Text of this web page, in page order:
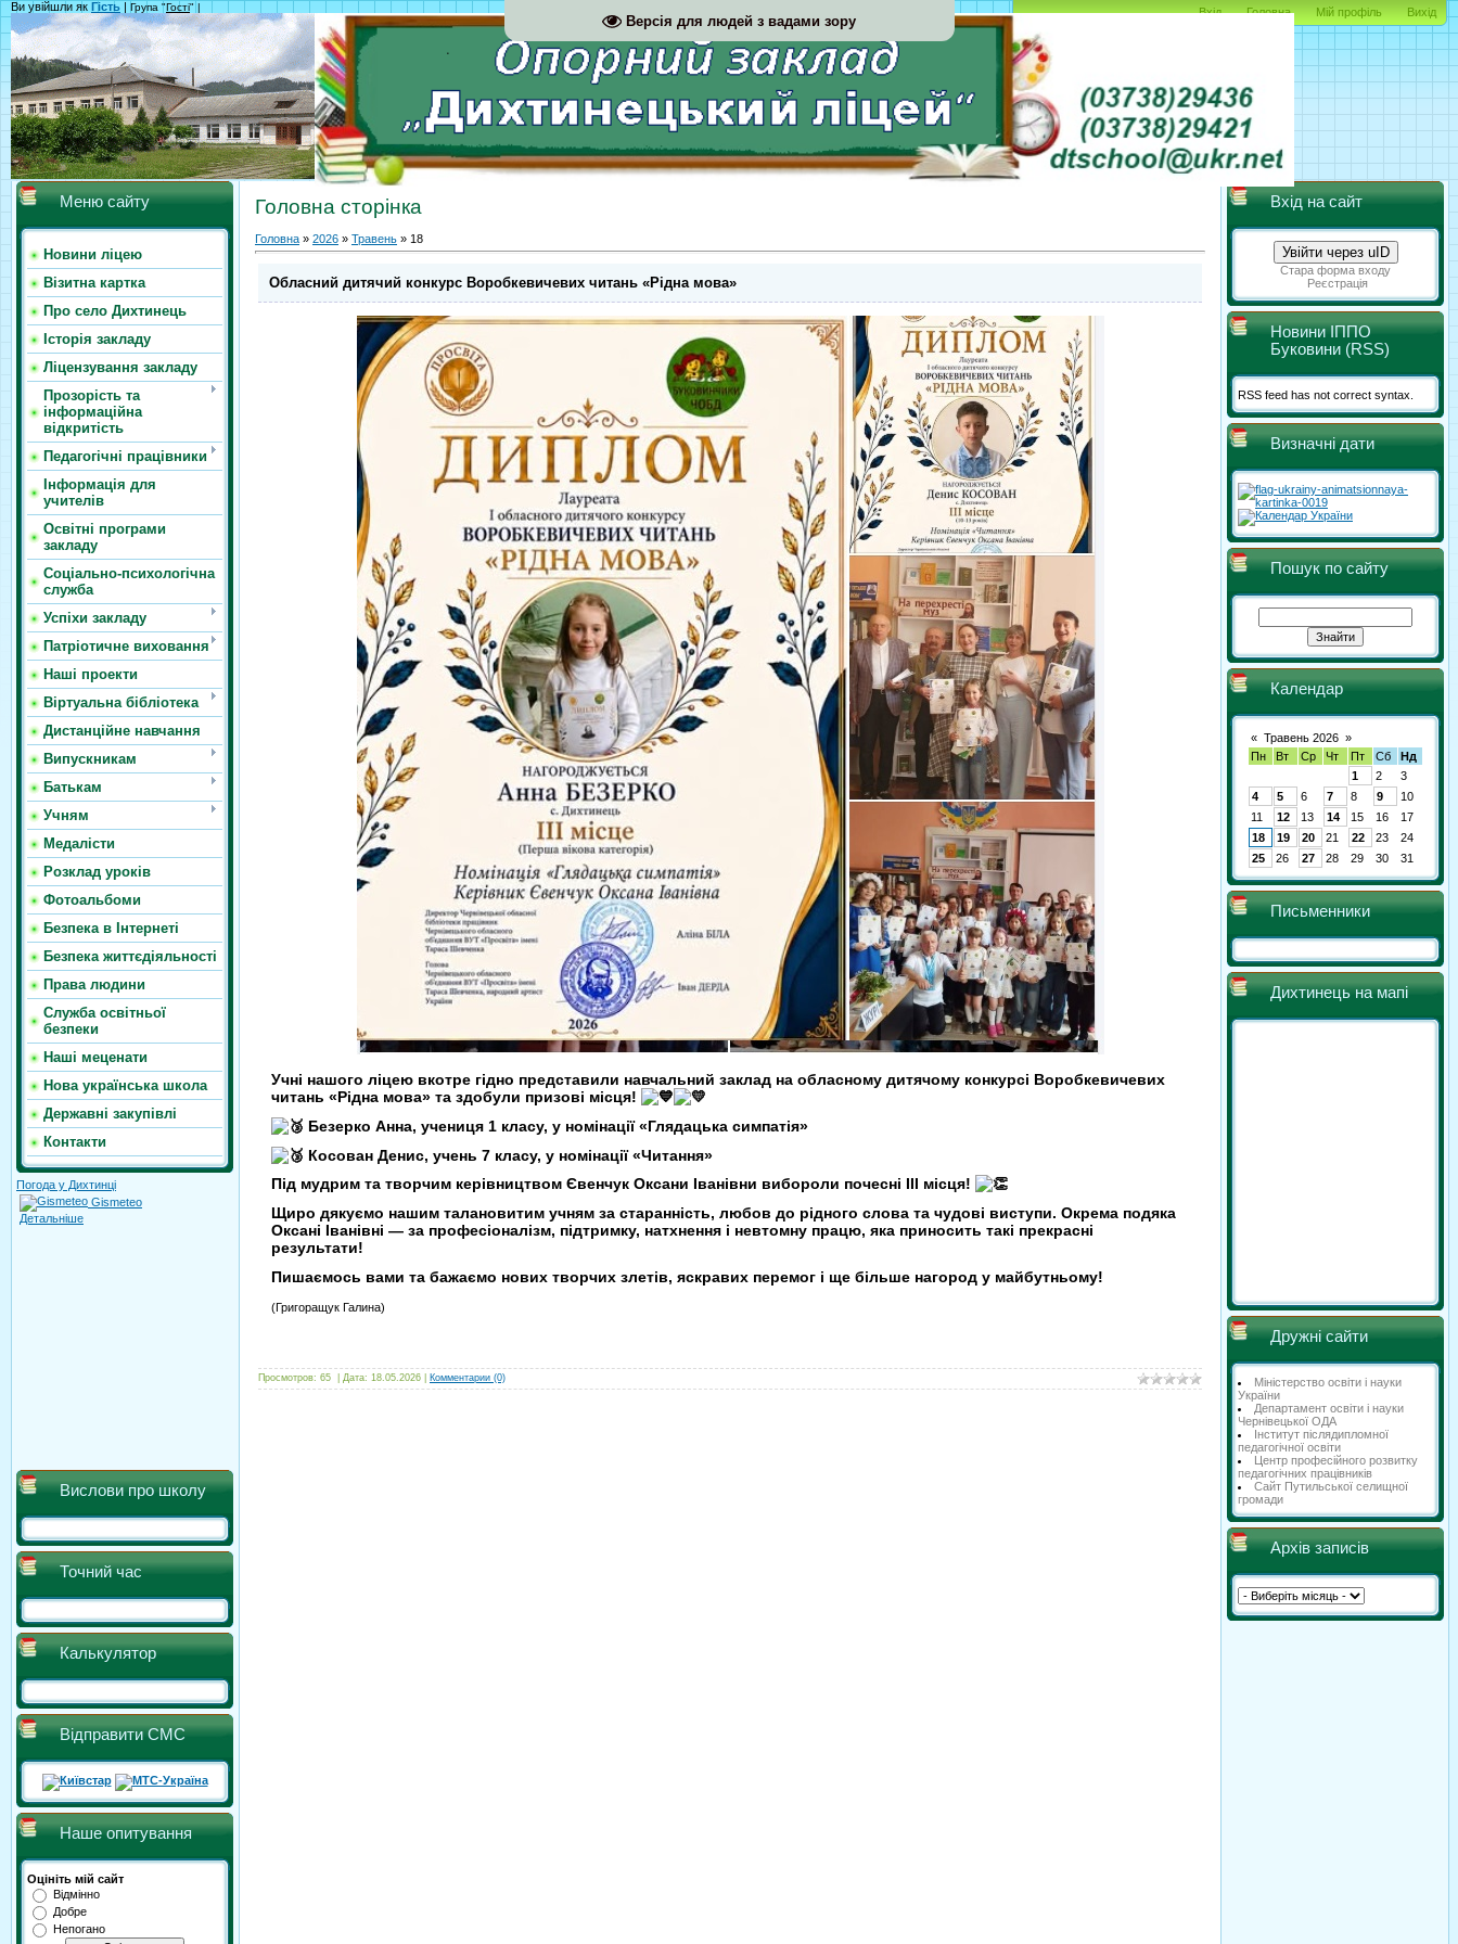
Версія для людей з вадами зору
Вхід Головна Мій профіль Вихід
Ви увійшли як Гість | Група "Гості" |
Меню сайту
Новини ліцею
Візитна картка
Про село Дихтинець
Історія закладу
Ліцензування закладу
Прозорість та
інформаційна
відкритість
Педагогічні працівники
Інформація для
учителів
Освітні програми
закладу
Соціально-психологічна
служба
Успіхи закладу
Патріотичне виховання
Наші проекти
Віртуальна бібліотека
Дистанційне навчання
Випускникам
Батькам
Учням
Медалісти
Розклад уроків
Фотоальбоми
Безпека в Інтернеті
Безпека життєдіяльності
Права людини
Служба освітньої
безпеки
Наші меценати
Нова українська школа
Державні закупівлі
Контакти
Погода у Дихтинці
Gismeteo
Детальніше
Вислови про школу
Точний час
Калькулятор
Відправити СМС
Наше опитування
Оцініть мій сайт
Відмінно
Добре
Непогано
Головна сторінка
Головна » 2026 » Травень » 18
Обласний дитячий конкурс Воробкевичевих читань «Рідна мова»
Учні нашого ліцею вкотре гідно представили навчальний заклад на обласному дитячому конкурсі Воробкевичевих
читань «Рідна мова» та здобули призові місця!
Безерко Анна, учениця 1 класу, у номінації «Глядацька симпатія»
Косован Денис, учень 7 класу, у номінації «Читання»
Під мудрим та творчим керівництвом Євенчук Оксани Іванівни вибороли почесні ІІІ місця!
Щиро дякуємо нашим талановитим учням за старанність, любов до рідного слова та чудові виступи. Окрема подяка
Оксані Іванівні — за професіоналізм, підтримку, натхнення і невтомну працю, яка приносить такі прекрасні
результати!
Пишаємось вами та бажаємо нових творчих злетів, яскравих перемог і ще більше нагород у майбутньому!
(Григоращук Галина)
Просмотров: 65 Дата: 18.05.2026 Комментарии (0)
Вхід на сайт
Увійти через uID
Стара форма входу
Реєстрація
Новини ІППО
Буковини (RSS)
RSS feed has not correct syntax.
Визначні дати
Пошук по сайту
Календар
« Травень 2026 »
Пн
Вт Ср Чт Пт Сб
Нд
1
2
3
4
5 6 7 8 9
10
11
12 13 14 15 16
17
18
19 20 21 22 23
24
25
26 27 28 29 30 31
Письменники
Дихтинець на мапі
Дружні сайти
Міністерство освіти і науки
України
Департамент освіти і науки
Чернівецької ОДА
Інститут післядипломної
педагогічної освіти
Центр професійного розвитку
педагогічних працівників
Сайт Путильської селищної
громади
Архів записів